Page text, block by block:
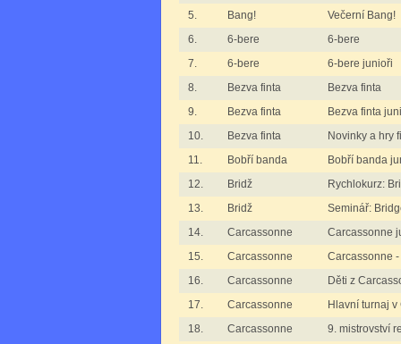
5.
Bang!
Večerní Bang!
6.
6-bere
6-bere
7.
6-bere
6-bere junioři
8.
Bezva finta
Bezva finta
9.
Bezva finta
Bezva finta
10.
Bezva finta
Novinky a hry
11.
Bobří banda
Bobří banda
12.
Bridž
Rychlokurz:
13.
Bridž
Seminář:
14.
Carcassonne
Carcassonne
15.
Carcassonne
Carcassonne -
16.
Carcassonne
Děti z
17.
Carcassonne
Hlavní turnaj
18.
Carcassonne
9. mistrovství